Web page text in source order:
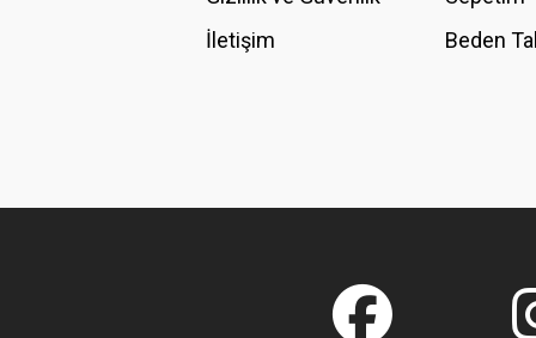
İletişim
Beden